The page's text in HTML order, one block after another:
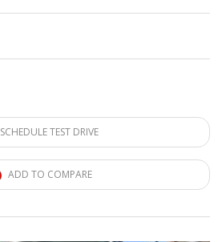
SCHEDULE TEST DRIVE
ADD TO COMPARE